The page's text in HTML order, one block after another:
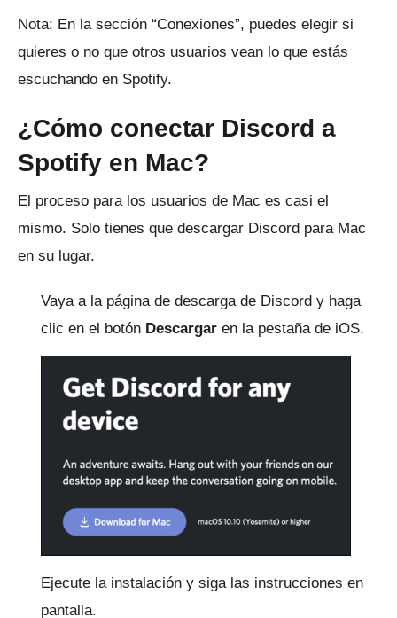
Nota: En la sección “Conexiones”, puedes elegir si
quieres o no que otros usuarios vean lo que estás
escuchando en Spotify.
¿Cómo conectar Discord a
Spotify en Mac?
El proceso para los usuarios de Mac es casi el
mismo. Solo tienes que descargar Discord para Mac
en su lugar.
Vaya a la página de descargade Discord y haga
clic en el botón Descargar en la pestaña de iOS.
Ejecute la instalación y siga las instrucciones en
pantalla.